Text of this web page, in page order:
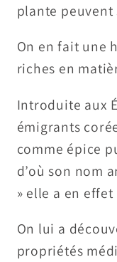
plante peuvent
On en fait une
riches en
Introduite aux
émigrants
comme épice
d’où son nom
» elle a en
On lui a
propriétés